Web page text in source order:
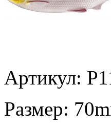
Артикул:
Размер: